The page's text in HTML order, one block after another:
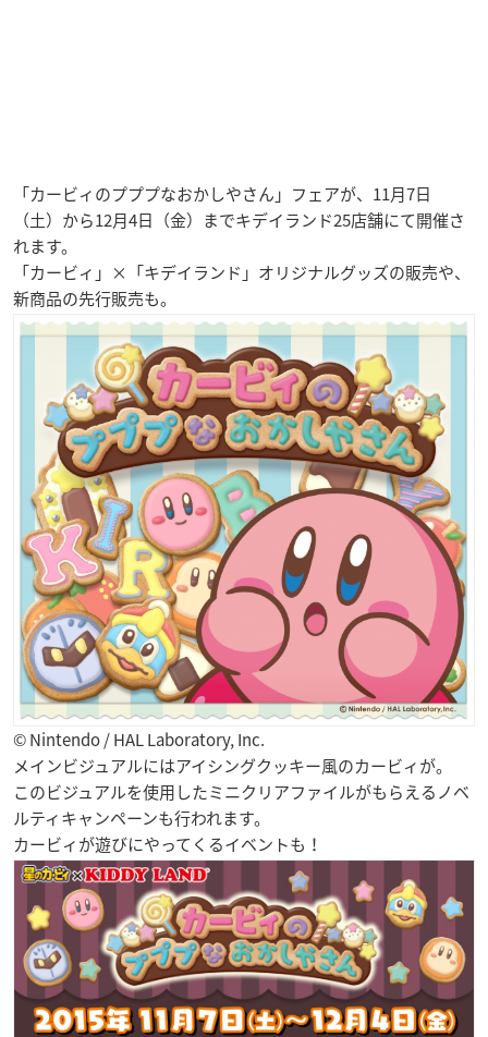
「カービィのプププなおかしやさん」フェアが、11月7日
（土）から12月4日（金）までキデイランド25店舗にて開催さ
れます。
「カービィ」×「キデイランド」オリジナルグッズの販売や、
新商品の先行販売も。
© Nintendo / HAL Laboratory, Inc.
メインビジュアルにはアイシングクッキー風のカービィが。
このビジュアルを使用したミニクリアファイルがもらえるノベ
ルティキャンペーンも行われます。
カービィが遊びにやってくるイベントも！